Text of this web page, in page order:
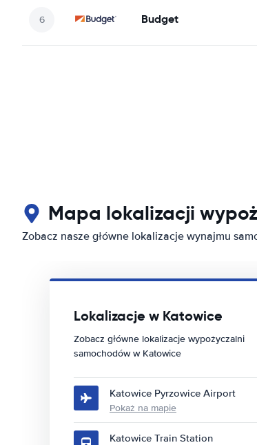
Budget
Mapa lokalizacji
Zobacz nasze główne lokalizacje wynajmu
Lokalizacje w Katowice
Zobacz główne lokalizacje wypożyczalni
samochodów w Katowice
Katowice Pyrzowice Airport
Pokaż na mapie
Katowice Train Station